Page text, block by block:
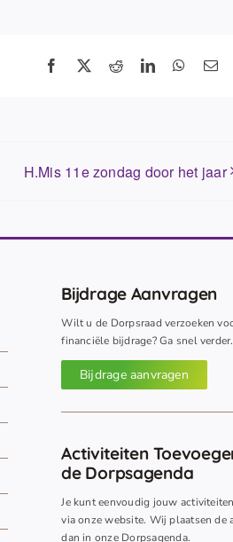
Facebook
X RedditLinkedIn
E-
H.Mis 11e zondag door het jaar
Bijdrage Aanvragen
Wilt u de Dorpsraad verzoeken
financiële bijdrage? Ga snel verder.
Bijdrage aanvragen
Activiteiten
de Dorpsagenda
Je kunt eenvoudig jouw
via onze website. Wij plaatsen de
dan in onze Dorpsagenda.